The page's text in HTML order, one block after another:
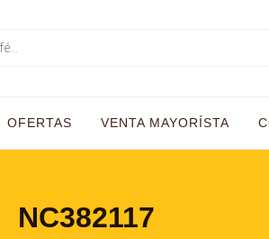
OFERTAS VENTA MAYORÍSTA
NC382117